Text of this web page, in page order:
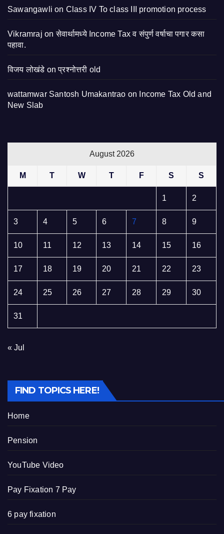
Sawangawli on Class IV To class III promotion process
Vikramraj onसेवार्थामध्ये Income Tax व संपुर्ण वर्षाचा पगार कसा
पहावा.
विजय लोखंडे onप्रश्नोत्तरी old
wattamwar Santosh Umakantrao on
Income Tax Old and
New Slab
August 2026
M T W T F S S
1 2
3 4 5 6 7 8 9
10 11 12 13 14 15 16
17 18 19 20 21 22 23
24 25 26 27 28 29 30
31
« Jul
FIND TOPICS HERE!
Home
Pension
YouTube Video
Pay Fixation 7 Pay
6 pay fixation